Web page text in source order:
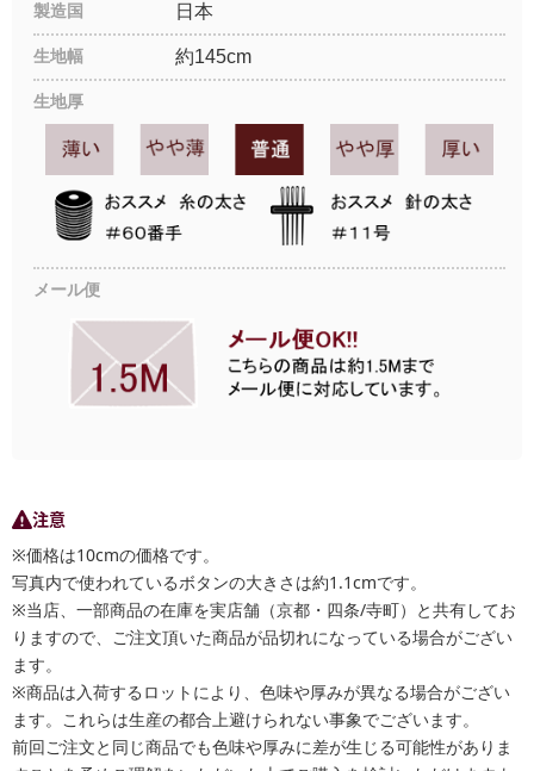
製造国 日本
生地幅 約145cm
生地厚
メール便
注意
※価格は10cmの価格です。
写真内で使われているボタンの大きさは約1.1cmです。
※当店、一部商品の在庫を実店舗（京都・四条/寺町）と共有してお
りますので、ご注文頂いた商品が品切れになっている場合がござい
ます。
※商品は入荷するロットにより、色味や厚みが異なる場合がござい
ます。これらは生産の都合上避けられない事象でございます。
前回ご注文と同じ商品でも色味や厚みに差が生じる可能性がありま